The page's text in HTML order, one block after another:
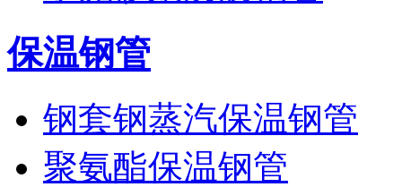
保温钢管
钢套钢蒸汽保温钢管
聚氨酯保温钢管